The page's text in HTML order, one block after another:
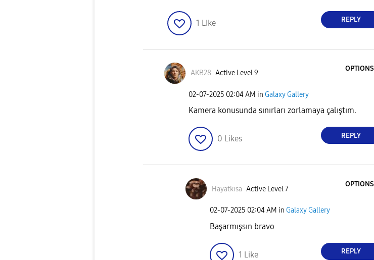
1 Like REPLY
AKB28 Active Level 9
OPTIONS
‎02-07-2025 02:04 AM in Galaxy Gallery
Kamera konusunda sınırları zorlamaya çalıştım.
0 Likes REPLY
Hayatkısa Active Level 7
OPTIONS
‎02-07-2025 02:04 AM in Galaxy Gallery
Başarmışsın bravo
1 Like REPLY